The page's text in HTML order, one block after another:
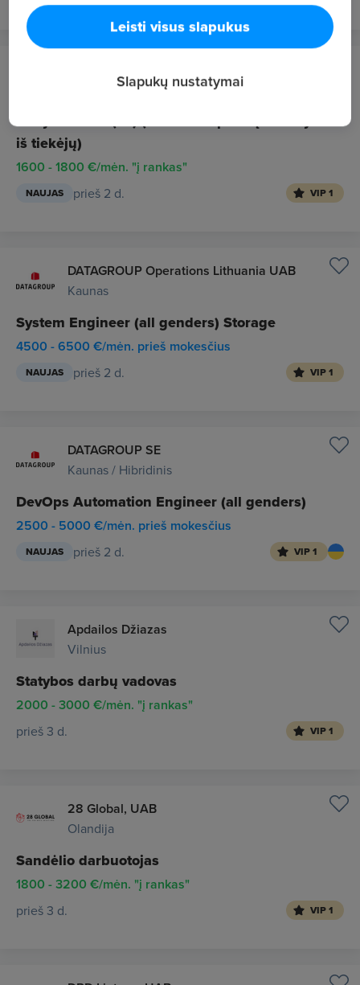
iš tiekėjų)
1600 - 1800 €/mėn. "į rankas"
NAUJAS prieš 2 d. VIP 1
DATAGROUP Operations Lithuania UAB
Kaunas
System Engineer (all genders) Storage
4500 - 6500 €/mėn. prieš mokesčius
NAUJAS prieš 2 d. VIP 1
DATAGROUP SE
Kaunas / Hibridinis
DevOps Automation Engineer (all genders)
2500 - 5000 €/mėn. prieš mokesčius
NAUJAS prieš 2 d. VIP 1
Apdailos Džiazas
Vilnius
Statybos darbų vadovas
2000 - 3000 €/mėn. "į rankas"
prieš 3 d. VIP 1
28 Global, UAB
Olandija
Sandėlio darbuotojas
1800 - 3200 €/mėn. "į rankas"
prieš 3 d. VIP 1
Leisti visus slapukus
Slapukų nustatymai